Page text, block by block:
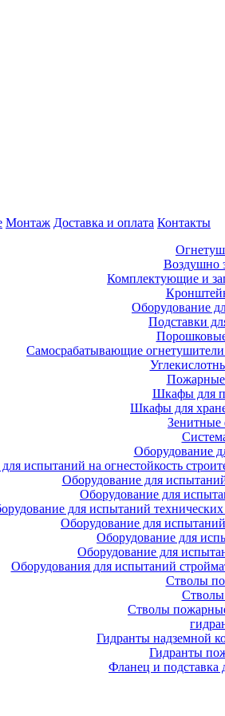
Монтаж Доставка и оплата Контакты
Воздушно
Комплектующие и
Оборудование
Подставки
Самосрабатывающие
Шкафы для
Шкафы для
Зенитные
Оборудование
испытаний на огнестойкость
Оборудование для
Оборудование для
для испытаний
Оборудование для
Оборудование для
Оборудование для
Оборудования для испытаний
Стволы
Стволы
Гидранты надземной
Гидранты
Фланец и подставка